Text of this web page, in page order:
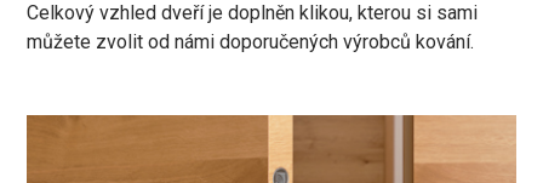
Celkový vzhled dveří je doplněn klikou, kterou si sami
můžete zvolit od námi doporučených výrobců kování.